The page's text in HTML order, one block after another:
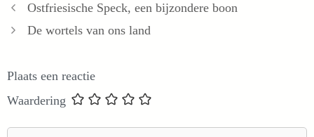
Ostfriesische Speck, een bijzondere boon
De wortels van ons land
Plaats een reactie
Waardering